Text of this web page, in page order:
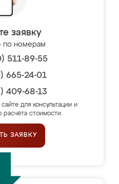
заявку
по номерам
511-89-55
665-24-01
409-68-13
для консультации и
расчёта стоимости.
ЗАЯВКУ